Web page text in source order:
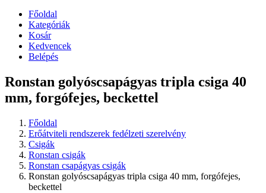
Főoldal
Kategóriák
Kosár
Kedvencek
Belépés
Ronstan golyóscsapágyas tripla csiga 40
mm, forgófejes, beckettel
Főoldal
Erőátviteli rendszerek fedélzeti szerelvény
Csigák
Ronstan csigák
Ronstan csapágyas csigák
Ronstan golyóscsapágyas tripla csiga 40 mm, forgófejes,
beckettel